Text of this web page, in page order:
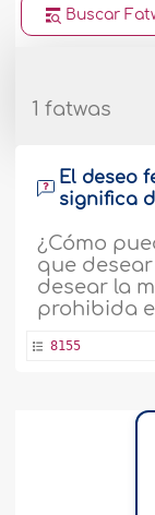
Buscar
1 fatwas
El deseo
significa
¿Cómo
que
desear la
prohibida
8155